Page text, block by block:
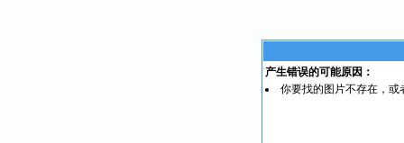
产生错误的可能原因：
你要找的图片不存在，或